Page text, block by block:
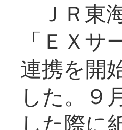
ＪＲ東
「ＥＸ
連携を開
した。９
した際に